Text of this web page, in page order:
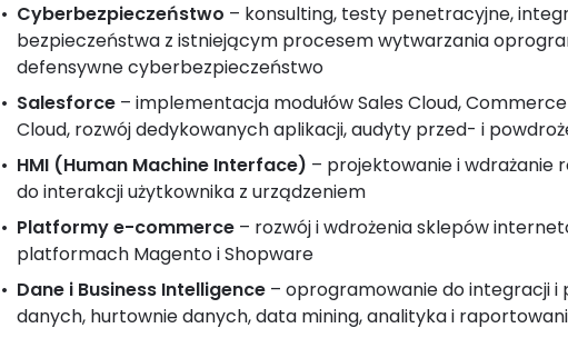
Cyberbezpieczeństwo – konsulting, testy penetracyjne,
bezpieczeństwa z istniejącym procesem wytwarzania
defensywne cyberbezpieczeństwo
Salesforce– implementacja modułów Sales Cloud,
Cloud, rozwój dedykowanych aplikacji, audyty przed- i
HMI (Human Machine Interface) – projektowanie i wdrażanie
do interakcji użytkownika z urządzeniem
Platformy e-commerce– rozwój i wdrożenia sklepów
platformach Magento i Shopware
Dane i Business Intelligence– oprogramowanie do integracji i
danych, hurtownie danych, data mining, analityka i